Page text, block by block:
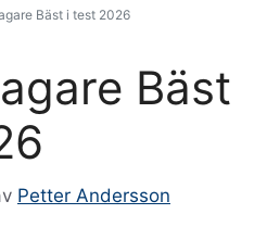
Bäst i test 2026
Bäst
Petter Andersson